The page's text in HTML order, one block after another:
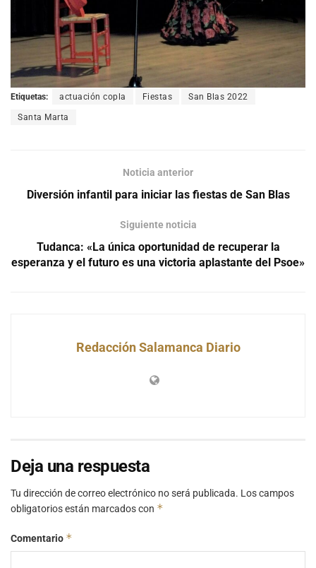
Etiquetas: actuación copla Fiestas San Blas 2022
Santa Marta
Noticia anterior
Diversión infantil para iniciar las fiestas de San Blas
Siguiente noticia
Tudanca: «La única oportunidad de recuperar la
esperanza y el futuro es una victoria aplastante del Psoe»
Redacción Salamanca Diario
Deja una respuesta
Tu dirección de correo electrónico no será publicada. Los campos
obligatorios están marcados con *
Comentario *